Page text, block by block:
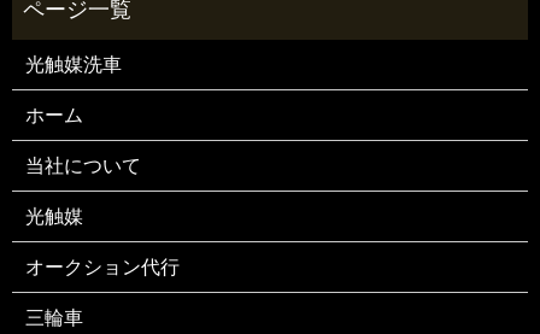
光触媒洗車
ホーム
当社について
光触媒
オークション代行
三輪車